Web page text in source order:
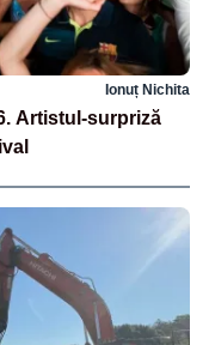
Ionuț Nichita
Artistul-surpriză